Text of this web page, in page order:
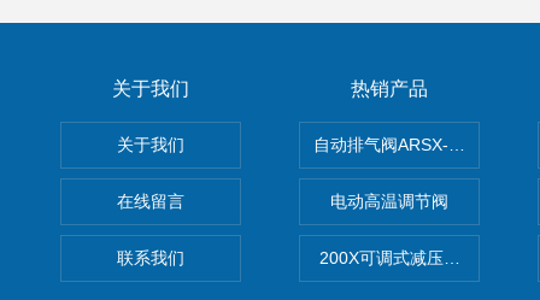
关于我们
关于我们
在线留言
联系我们
热销产品
自动排气阀ARSX-0015/
电动高温调节阀
200X可调式减压阀（减压稳